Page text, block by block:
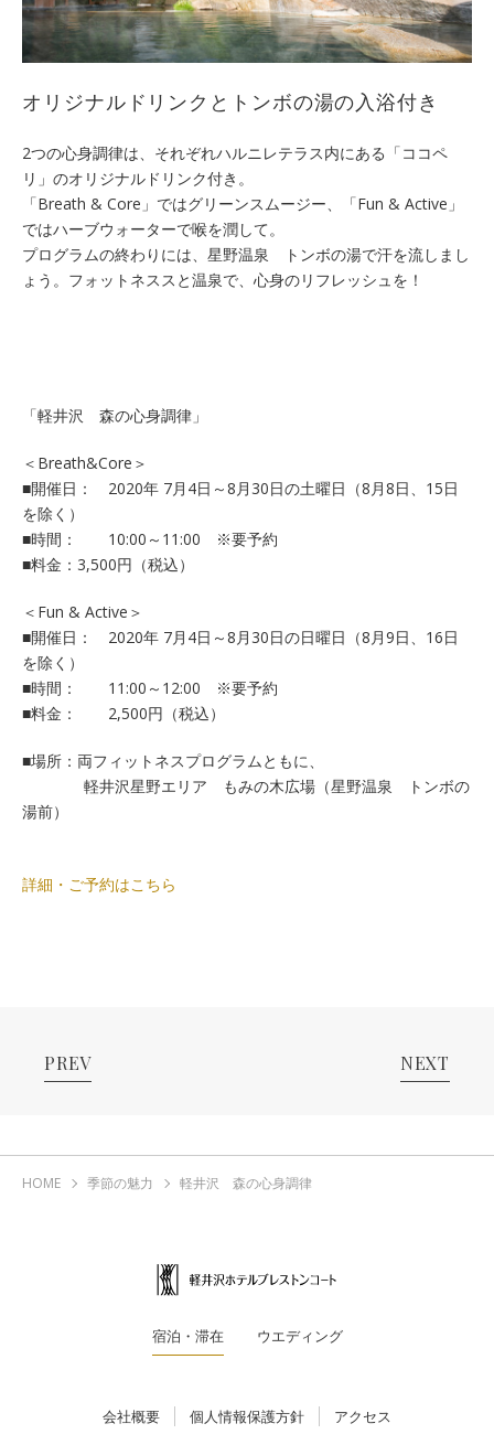
オリジナルドリンクとトンボの湯の入浴付き
2つの心身調律は、それぞれハルニレテラス内にある「ココペ
リ」のオリジナルドリンク付き。
「Breath & Core」ではグリーンスムージー、「Fun & Active」
ではハーブウォーターで喉を潤して。
プログラムの終わりには、星野温泉 トンボの湯で汗を流しまし
ょう。フォットネススと温泉で、心身のリフレッシュを！
「軽井沢 森の心身調律」
＜Breath&Core＞
■開催日： 2020年 7月4日～8月30日の土曜日（8月8日、15日
を除く）
■時間： 10:00～11:00 ※要予約
■料金：3,500円（税込）
＜Fun & Active＞
■開催日： 2020年 7月4日～8月30日の日曜日（8月9日、16日
を除く）
■時間： 11:00～12:00 ※要予約
■料金： 2,500円（税込）
■場所：両フィットネスプログラムともに、
軽井沢星野エリア もみの木広場（星野温泉 トンボの
湯前）
詳細・ご予約はこちら
PREV NEXT
HOME 季節の魅力 軽井沢 森の心身調律
宿泊・滞在 ウエディング
会社概要 個人情報保護方針 アクセス